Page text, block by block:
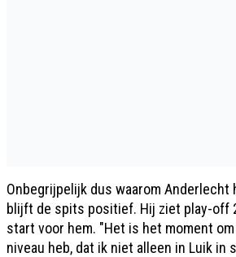
Onbegrijpelijk dus waarom Anderlecht
blijft de spits positief. Hij ziet play-off
start voor hem. "Het is het moment
niveau heb, dat ik niet alleen in Luik in